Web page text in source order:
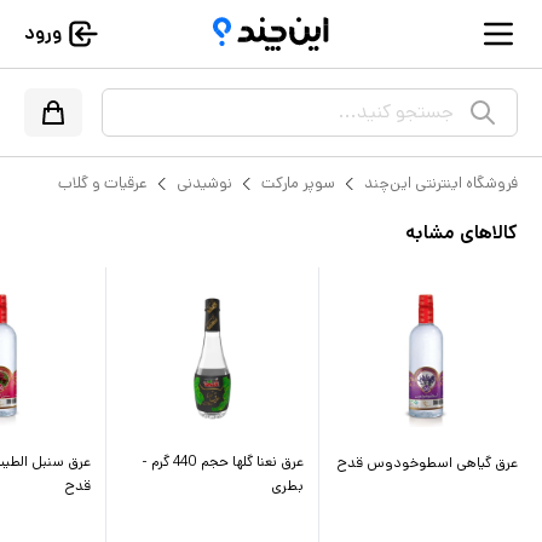
ورود
جستجو کنید...
فروشگاه اینترنتی این‌چند سوپر مارکت نوشیدنی عرقیات و گلاب
کالاهای مشابه
عرق گیاهی اسطوخودوس قدح
عرق نعنا گلها حجم 440 گرم -
بطری
عرق سنبل
قدح